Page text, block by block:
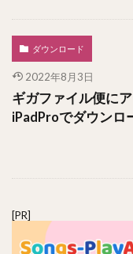
ダウンロード
2022年8月3日
ギガファイル便に
iPadProでダウンロ
[PR]